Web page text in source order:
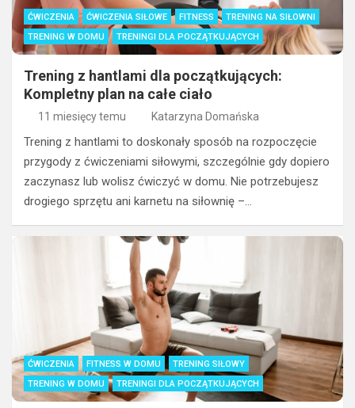
ĆWICZENIA ĆWICZENIA SIŁOWE FITNESS
TRENING NA SIŁOWNI
TRENING W DOMU
TRENINGI DLA POCZĄTKUJĄCYCH
Trening z hantlami dla początkujących:
Kompletny plan na całe ciało
11 miesięcy temu Katarzyna Domańska
Trening z hantlami to doskonały sposób na rozpoczęcie
przygody z ćwiczeniami siłowymi, szczególnie gdy dopiero
zaczynasz lub wolisz ćwiczyć w domu. Nie potrzebujesz
drogiego sprzętu ani karnetu na siłownię –…
ĆWICZENIA FITNESS W DOMU
TRENING SIŁOWY
TRENING W DOMU
TRENINGI DLA POCZĄTKUJĄCYCH